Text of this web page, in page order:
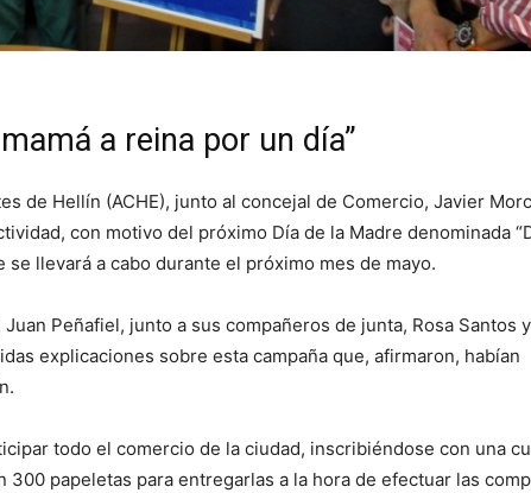
a reina por un día”
de Hellín (ACHE), junto al concejal de Comercio, Javier
con motivo del próximo Día de la Madre denominada
se llevará a cabo durante el próximo mes de mayo.
Peñafiel, junto a sus compañeros de junta, Rosa Santos y
explicaciones sobre esta campaña que, afirmaron, habían
todo el comercio de la ciudad, inscribiéndose con una
papeletas para entregarlas a la hora de efectuar las